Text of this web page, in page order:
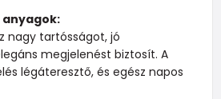
anyagok:
nagy tartósságot, jó
megjelenést biztosít. A
légáteresztő, és egész napos